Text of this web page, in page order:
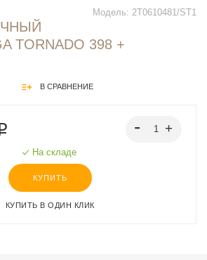
Модель: 2T0610481/ST1
TORNADO 398 +
В СРАВНЕНИЕ
На складе
КУПИТЬ
КУПИТЬ В ОДИН КЛИК